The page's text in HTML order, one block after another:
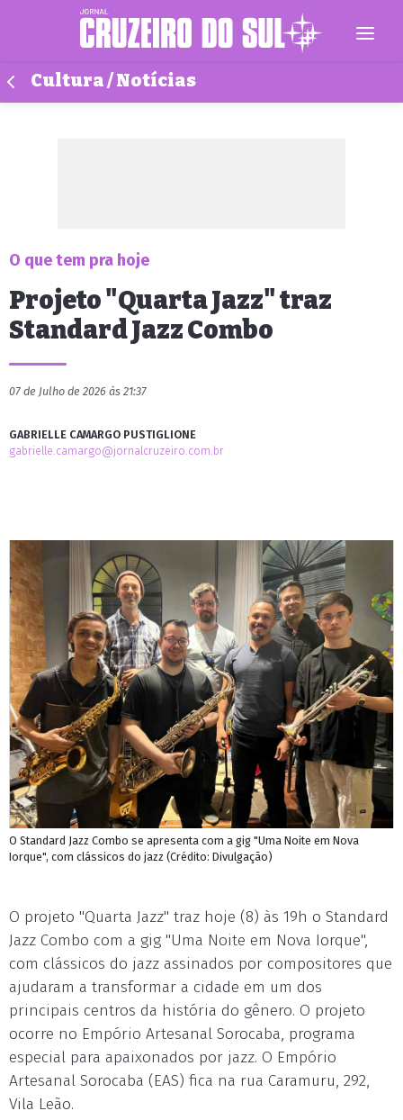
Cultura / Notícias
O que tem pra hoje
Projeto "Quarta Jazz" traz
Standard Jazz Combo
07 de Julho de 2026 às 21:37
GABRIELLE CAMARGO PUSTIGLIONE
gabrielle.camargo@jornalcruzeiro.com.br
O Standard Jazz Combo se apresenta com a gig "Uma Noite em Nova
Iorque", com clássicos do jazz (Crédito: Divulgação)
O projeto "Quarta Jazz" traz hoje (8) às 19h o Standard
Jazz Combo com a gig "Uma Noite em Nova Iorque",
com clássicos do jazz assinados por compositores que
ajudaram a transformar a cidade em um dos
principais centros da história do gênero. O projeto
ocorre no Empório Artesanal Sorocaba, programa
especial para apaixonados por jazz. O Empório
Artesanal Sorocaba (EAS) fica na rua Caramuru, 292,
Vila Leão.